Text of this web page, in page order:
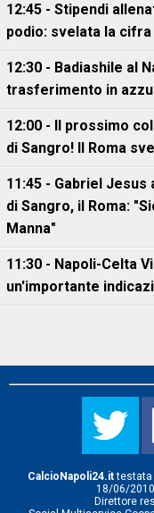
12:45 - Stipendi
podio: svelata la
12:30 - Badiashile al
trasferimento in
12:00 - Il prossimo
di Sangro! Il Roma
11:45 - Gabriel
di Sangro, il Roma:
Manna"
11:30 - Napoli-Celta
un'importante
CalcioNapoli24.ittestata
18/06/2010
Direttore